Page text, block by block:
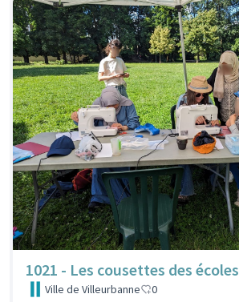
1021 - Les cousettes des écoles
Ville de Villeurbanne 0